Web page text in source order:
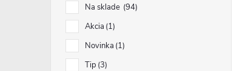
Na sklade 94
Akcia 1
Novinka 1
Tip 3